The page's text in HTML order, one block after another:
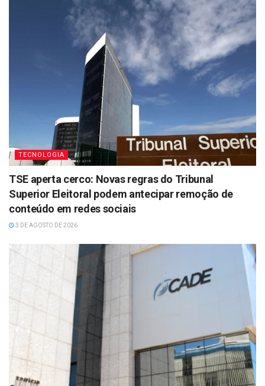
TECNOLOGIA
TSE aperta cerco: Novas regras do Tribunal
Superior Eleitoral podem antecipar remoção de
conteúdo em redes sociais
3 DE AGOSTO DE 2026